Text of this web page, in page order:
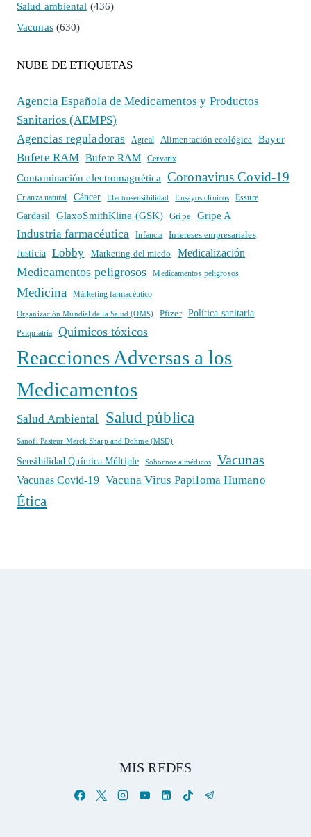
Salud ambiental (436)
Vacunas(630)
NUBE DE ETIQUETAS
Agencia Española de Medicamentos y Productos
Sanitarios (AEMPS)
Agencias reguladoras
Agreal Alimentación ecológica Bayer
Bufete RAM Bufete RAM Cervarix
Contaminación electromagnética Coronavirus Covid-19
Crianza natural Cáncer Electrosensibilidad Ensayos clínicos Essure
Gardasil GlaxoSmithKline (GSK) Gripe Gripe A
Industria farmacéutica Infancia
Intereses empresariales
Justicia
Lobby Marketing del miedo Medicalización
Medicamentos peligrosos Medicamentos peligrosos
Medicina Márketing farmacéutico
Organización Mundial de la Salud (OMS) Pfizer Política sanitaria
Psiquiatría Químicos tóxicos
Reacciones Adversas a los
Medicamentos
Salud Ambiental Salud pública
Sanofi Pasteur Merck Sharp and Dohme (MSD)
Sensibilidad Química Múltiple Sobornos a médicos Vacunas
Vacunas Covid-19 Vacuna Virus Papiloma Humano
Ética
MIS REDES